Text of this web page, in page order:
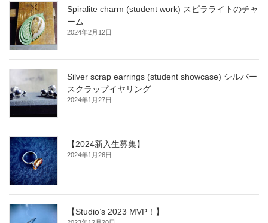
Spiralite charm (student work) スピラライトのチャ
ーム
2024年2月12日
Silver scrap earrings (student showcase) シルバー
スクラップイヤリング
2024年1月27日
【2024新入生募集】
2024年1月26日
【Studio’s 2023 MVP！】